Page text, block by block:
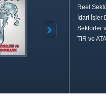
Reel
İdari İşler
Sektörler
TIR ve